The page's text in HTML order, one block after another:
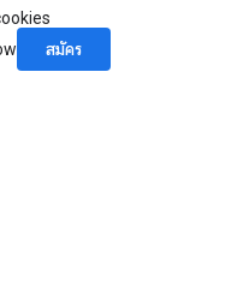
สมัคร